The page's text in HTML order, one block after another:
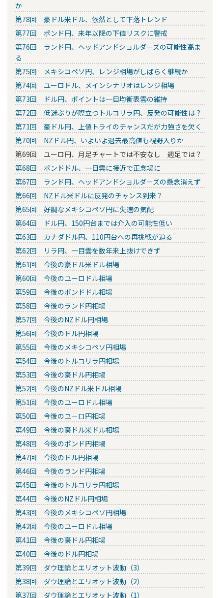
か
第78回 豪ドル米ドル、依然として下落トレンド
第77回 ポンド円、来年以降の下値リスクに警戒
第76回 ランド円、ヘッドアンドショルダーズの可能性高ま
る
第75回 メキシコペソ円、レンジ相場がしばらく継続か
第74回 ユーロドル、メインシナリオはレンジ相場
第73回 ドル円、ポイントは一目均衡表雲の維持
第72回 低迷ぶりが際立つトルコリラ円、反発の可能性は？
第71回 豪ドル円、上値トライのチャンスだが力強さを欠く
第70回 NZドル円、いよいよ過去最高値も視野入りか
第69回 ユーロ円、月足チャートでは不安なし 週足では？
第68回 ポンドドル、一目雲に接近で正念場に
第67回 ランド円、ヘッドアンドショルダーズの懸念消えず
第66回 NZドル米ドルに反発のチャンス到来？
第65回 好調なメキシコペソ円に失速の気配
第64回 ドル円、150円台までは介入の可能性低い
第63回 カナダドル円、110円台への再挑戦が迫る
第62回 リラ円、一目雲を数年来上抜けできず
第61回 今後の豪ドル米ドル相場
第60回 今後のユーロドル相場
第59回 今後のポンドドル相場
第58回 今後のランド円相場
第57回 今後のNZドル円相場
第56回 今後のドル円相場
第55回 今後のメキシコペソ円相場
第54回 今後のトルコリラ円相場
第53回 今後の豪ドル円相場
第52回 今後のNZドル米ドル相場
第51回 今後のユーロドル相場
第50回 今後のユーロ円相場
第49回 今後の豪ドル米ドル相場
第48回 今後のポンド円相場
第47回 今後のドル円相場
第46回 今後のランド円相場
第45回 今後のトルコリラ円相場
第44回 今後のNZドル円相場
第43回 今後のメキシコペソ円相場
第42回 今後のユーロドル相場
第41回 今後の豪ドル円相場
第40回 今後のドル円相場
第39回 ダウ理論とエリオット波動（3）
第38回 ダウ理論とエリオット波動（2）
第37回 ダウ理論とエリオット波動（1）